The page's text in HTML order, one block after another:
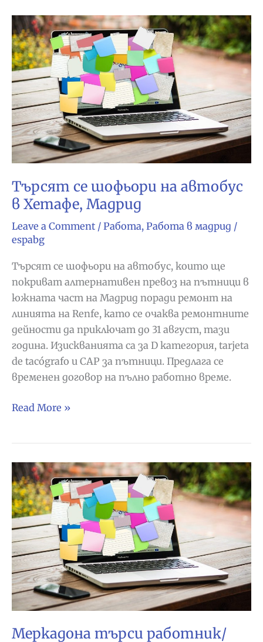
Collado
Villalba,
Madrid
Търсят се шофьори на автобус
в Хетафе, Мадрид
Leave a Comment / Работа, Работа в мадрид /
espabg
Търсят се шофьори на автобус, които ще
покриват алтернативен превоз на пътници в
южната част на Мадрид поради ремонт на
линията на Renfe, като се очаква ремонтните
дейности да приключат до 31 август, тази
година. Изискванията са за D категория, tarjeta
de tacógrafo и CAP за пътници. Предлага се
временен договор на пълно работно време.
Търсят
автобус
в
Хетафе,
Мадрид
Read More »
Меркадона търси работник/